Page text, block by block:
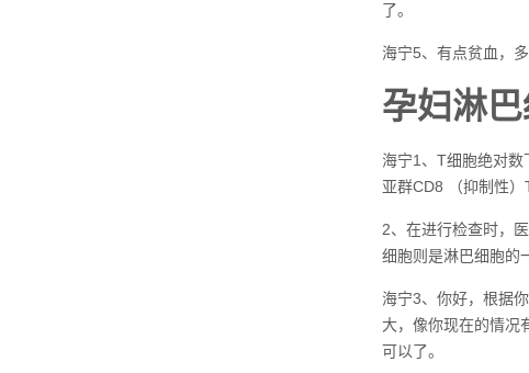
了。
海宁5、有点贫血，
孕妇淋
海宁1、T细胞绝对
亚群CD8 （抑制性
2、在进行检查时，
细胞则是淋巴细胞的
海宁3、你好，根据
大，像你现在的情况
可以了。